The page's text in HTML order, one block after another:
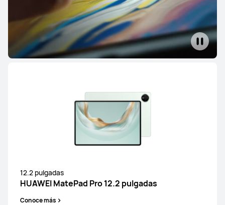
12.2 pulgadas
HUAWEI MatePad Pro 12.2 pulgadas
Conoce más